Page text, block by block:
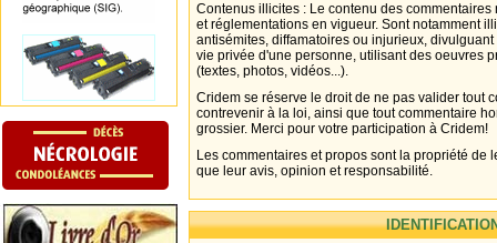
Contenus illicites : Le contenu des
et réglementations en vigueur. Sont notamment
antisémites, diffamatoires ou injurieux,
vie privée d'une personne, utilisant des oeuvres
(textes, photos, vidéos...).
Cridem se réserve le droit de ne pas valider tout
contrevenir à la loi, ainsi que tout commentaire
grossier. Merci pour votre participation à Cridem!
Les commentaires et propos sont la propriété de
que leur avis, opinion et responsabilité.